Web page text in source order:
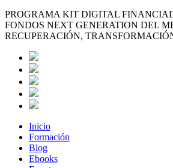
PROGRAMA KIT DIGITAL
FONDOS NEXT GENERATION DEL
RECUPERACIÓN,
Inicio
Formación
Blog
Ebooks